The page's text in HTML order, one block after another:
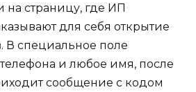
на страницу, где ИП
для себя открытие
В специальное поле
и любое имя, после
сообщение с кодом